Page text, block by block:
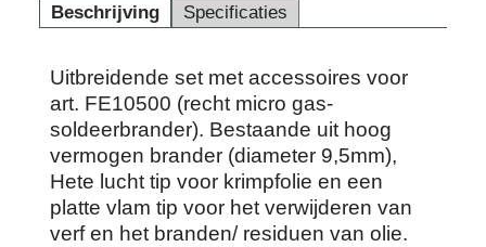
Beschrijving Specificaties
Uitbreidende set met accessoires voor
art. FE10500 (recht micro gas-
soldeerbrander). Bestaande uit hoog
vermogen brander (diameter 9,5mm),
Hete lucht tip voor krimpfolie en een
platte vlam tip voor het verwijderen van
verf en het branden/ residuen van olie.